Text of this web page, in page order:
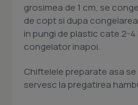
grosimea de 1 cm, se
de copt si dupa
in pungi de plastic cate 2-4
congelator inapoi.
Chiftelele preparate asa
servesc la pregatirea